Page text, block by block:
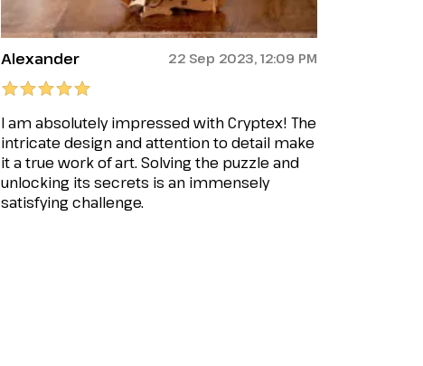
Alexander 22 Sep 2023, 12:09 PM
I am absolutely impressed with Cryptex! The
intricate design and attention to detail make
it a true work of art. Solving the puzzle and
unlocking its secrets is an immensely
satisfying challenge.